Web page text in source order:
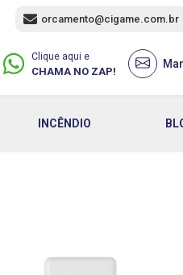
orcamento@cigame.com.br
Clique aqui e
CHAMA NO ZAP!
INCÊNDIO